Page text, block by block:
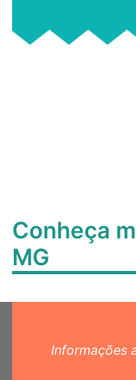
Conheça
MG
Informações